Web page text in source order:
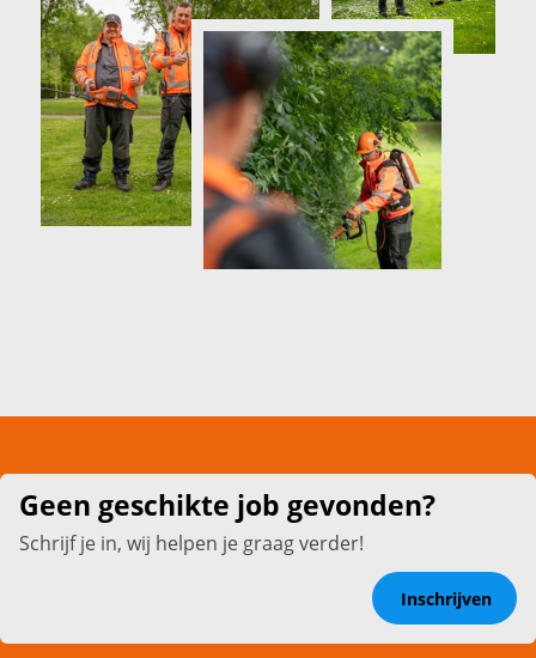
Geen geschikte job gevonden?
Schrijf je in, wij helpen je graag verder!
Inschrijven